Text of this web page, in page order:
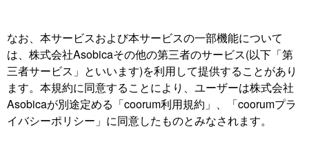
なお、本サービスおよび本サービスの一部機能について
は、株式会社Asobicaその他の第三者のサービス(以下「第
三者サービス」といいます)を利用して提供することがあり
ます。本規約に同意することにより、ユーザーは株式会社
Asobicaが別途定める「coorum利用規約」、「coorumプラ
イバシーポリシー」に同意したものとみなされます。